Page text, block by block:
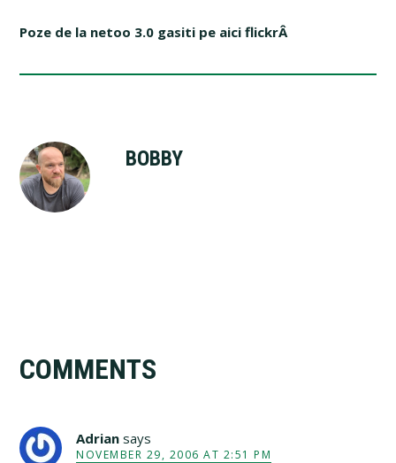
Poze de la netoo 3.0 gasiti pe aici flickrÂ
BOBBY
Interactions
COMMENTS
Adrian says
NOVEMBER 29, 2006 AT 2:51 PM